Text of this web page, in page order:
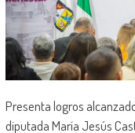
Presenta logros
diputada María Jesús